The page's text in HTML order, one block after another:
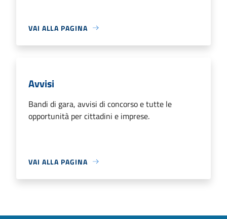
VAI ALLA PAGINA
Avvisi
Bandi di gara, avvisi di concorso e tutte le
opportunità per cittadini e imprese.
VAI ALLA PAGINA